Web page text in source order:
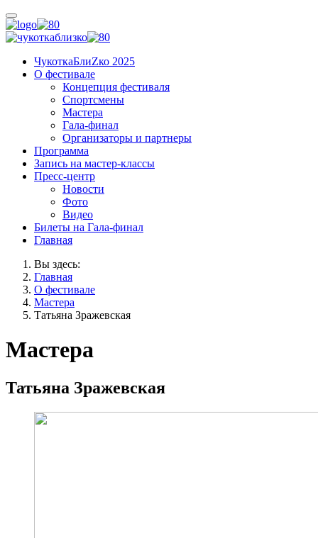
ЧукоткаБлиZко 2025
О фестивале
Концепция фестиваля
Спортсмены
Мастера
Гала-финал
Организаторы и партнеры
Программа
Запись на мастер-классы
Пресс-центр
Новости
Фото
Видео
Билеты на Гала-финал
Главная
Вы здесь:
Главная
О фестивале
Мастера
Татьяна Зражевская
Мастера
Татьяна Зражевская